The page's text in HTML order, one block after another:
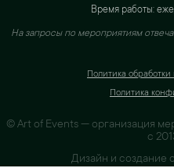
Время работы:
На запросы по мероприятиям
Политика
Политика
© Art of Events — организация
с
Дизайн и создание